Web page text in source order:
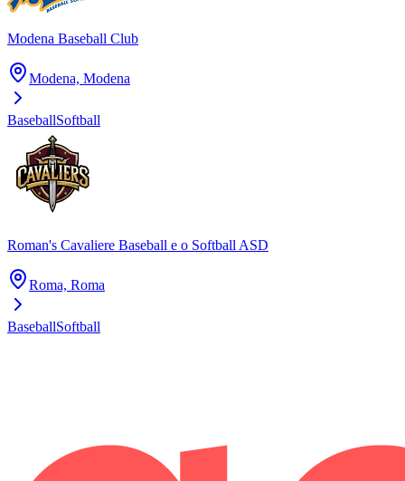
Modena Baseball Club
Modena, Modena
BaseballSoftball
Roman's Cavaliere Baseball e o Softball ASD
Roma, Roma
BaseballSoftball